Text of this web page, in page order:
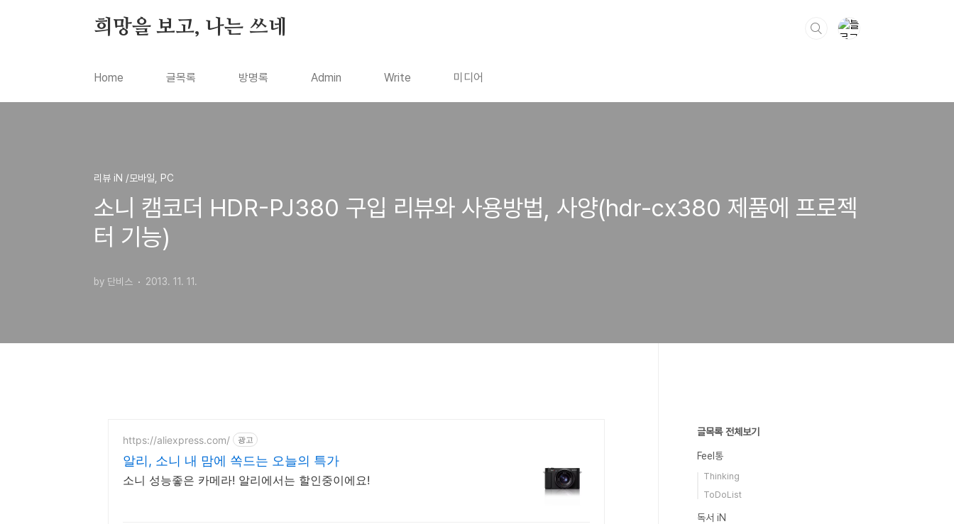
희망을 보고, 나는 쓰네
Home 글목록 방명록 Admin Write 미디어
리뷰 iN /모바일, PC
소니 캠코더 HDR-PJ380 구입 리뷰와 사용방법, 사양(hdr-cx380 제품에 프로젝
터 기능)
by 단비스 2013. 11. 11.
https://aliexpress.com/ 광고
알리, 소니 내 맘에 쏙드는 오늘의 특가
소니 성능좋은 카메라! 알리에서는 할인중이에요!
글목록 전체보기
Feel통
Thinking
ToDoList
독서 iN